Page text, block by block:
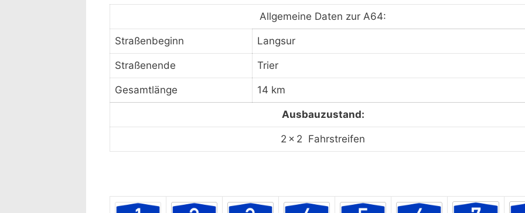
Allgemeine Daten zur A64:
Straßenbeginn Langsur
Straßenende Trier
Gesamtlänge 14 km
Ausbauzustand:
2 × 2 Fahrstreifen